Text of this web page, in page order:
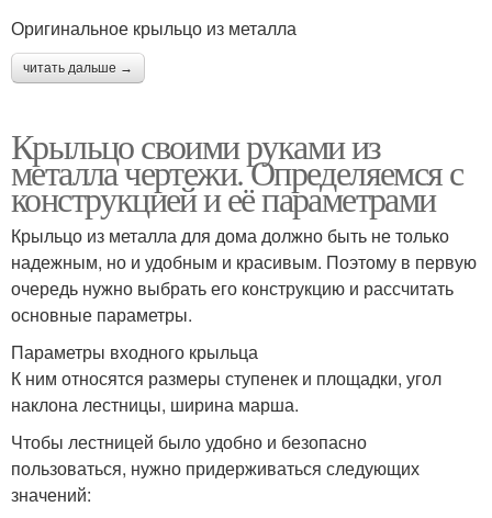
Оригинальное крыльцо из металла
читать дальше →
Крыльцо своими руками из
металла чертежи. Определяемся с
конструкцией и её параметрами
Крыльцо из металла для дома должно быть не только
надежным, но и удобным и красивым. Поэтому в первую
очередь нужно выбрать его конструкцию и рассчитать
основные параметры.
Параметры входного крыльца
К ним относятся размеры ступенек и площадки, угол
наклона лестницы, ширина марша.
Чтобы лестницей было удобно и безопасно
пользоваться, нужно придерживаться следующих
значений: